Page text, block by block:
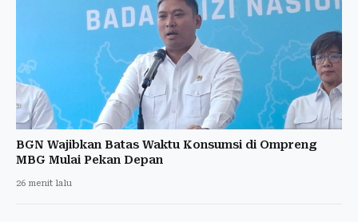
BGN Wajibkan Batas Waktu Konsumsi di Ompreng
MBG Mulai Pekan Depan
26 menit lalu